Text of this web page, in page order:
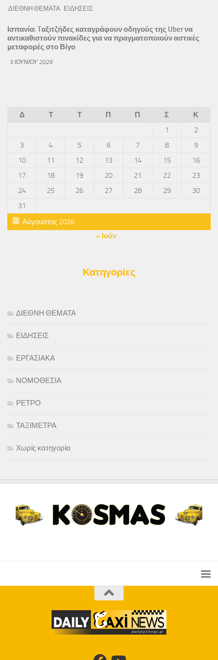
ΔΙΕΘΝΗ ΘΕΜΑΤΑ ΕΙΔΗΣΕΙΣ
Ισπανία: Tαξιτζήδες καταγράφουν οδηγούς της Uber να
αντικαθιστούν πινακίδες για να πραγματοποιούν αστικές
μεταφορές στο Βίγο
5 ΙΟΥΝΊΟΥ 2026
Αύγουστος 2026
Δ Τ Τ Π Π Σ
Κ
1
2
3
4 5 6 7 8
9
10
11 12 13 14 15
16
17
18 19 20 21 22
23
24
25 26 27 28 29
30
31
« Ιούν
Κατηγορίες
ΔΙΕΘΝΗ ΘΕΜΑΤΑ
ΕΙΔΗΣΕΙΣ
ΕΡΓΑΣΙΑΚΑ
ΝΟΜΟΘΕΣΙΑ
ΡΕΤΡΟ
ΤΑΞΙΜΕΤΡΑ
Χωρίς κατηγορία